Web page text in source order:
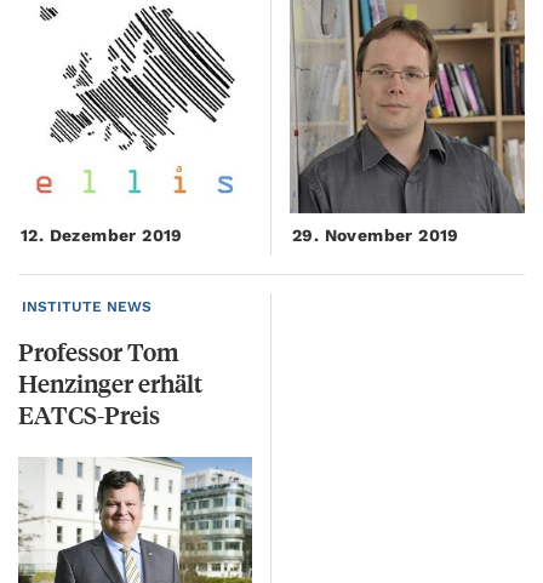
12. Dezember 2019 29. November 2019
INSTITUTE NEWS
Professor Tom
Henzinger erhält
EATCS-Preis